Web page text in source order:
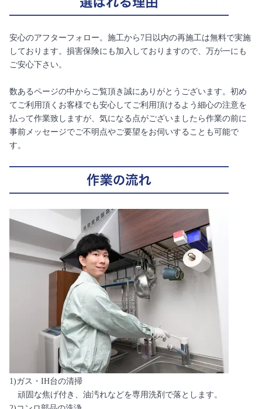
安心のアフターフォロー。施工から7日以内の再施工は無料で実施
しております。損害保険にも加入しておりますので、万が一にも
ご安心下さい。
数あるページの中からご覧頂き誠にありがとうございます。初め
てご利用頂くお客様でも安心してご利用頂けるよう細心の注意を
払って作業致しますが、気になる点がございましたら作業の前に
事前メッセージでご不明点やご要望をお伺いすることも可能で
す。
1)ガス・IH台の清掃
頑固な焦げ付き、油汚れなどを専用洗剤で落とします。